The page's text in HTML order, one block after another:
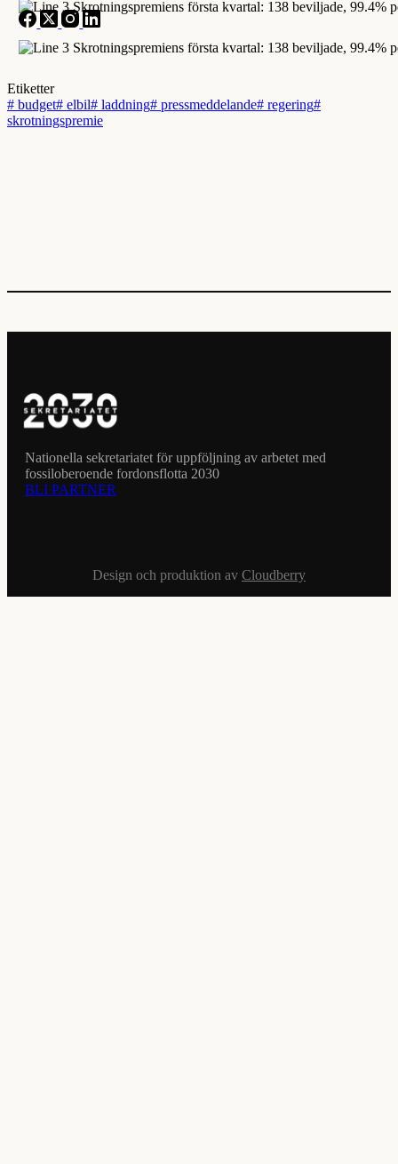
Etiketter
# budget# elbil# laddning# pressmeddelande# regering#
skrotningspremie
Nationella sekretariatet för uppföljning av arbetet med
fossiloberoende fordonsflotta 2030
BLI PARTNER
Design och produktion av Cloudberry